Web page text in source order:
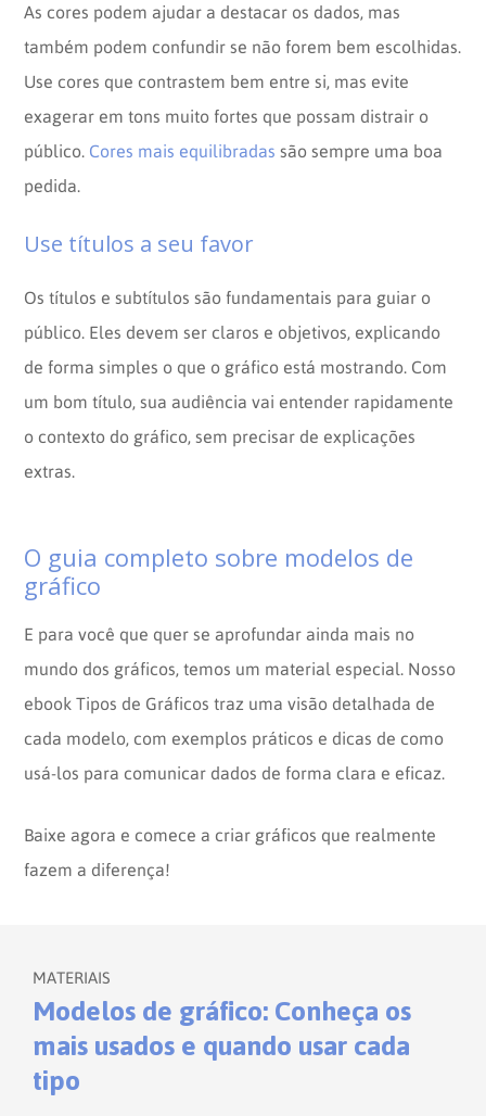
As cores podem ajudar a destacar os dados, mas
também podem confundir se não forem bem escolhidas.
Use cores que contrastem bem entre si, mas evite
exagerar em tons muito fortes que possam distrair o
público. Cores mais equilibradas são sempre uma boa
pedida.
Use títulos a seu favor
Os títulos e subtítulos são fundamentais para guiar o
público. Eles devem ser claros e objetivos, explicando
de forma simples o que o gráfico está mostrando. Com
um bom título, sua audiência vai entender rapidamente
o contexto do gráfico, sem precisar de explicações
extras.
O guia completo sobre modelos de
gráfico
E para você que quer se aprofundar ainda mais no
mundo dos gráficos, temos um material especial. Nosso
ebook Tipos de Gráficos traz uma visão detalhada de
cada modelo, com exemplos práticos e dicas de como
usá-los para comunicar dados de forma clara e eficaz.
Baixe agora e comece a criar gráficos que realmente
fazem a diferença!
MATERIAIS
Modelos de gráfico: Conheça os
mais usados e quando usar cada
tipo